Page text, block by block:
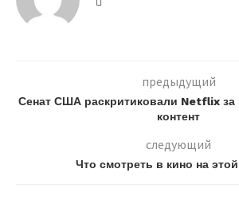
предыдущий
Сенат США раскритиковали Netflix за
контент
следующий
Что смотреть в кино на